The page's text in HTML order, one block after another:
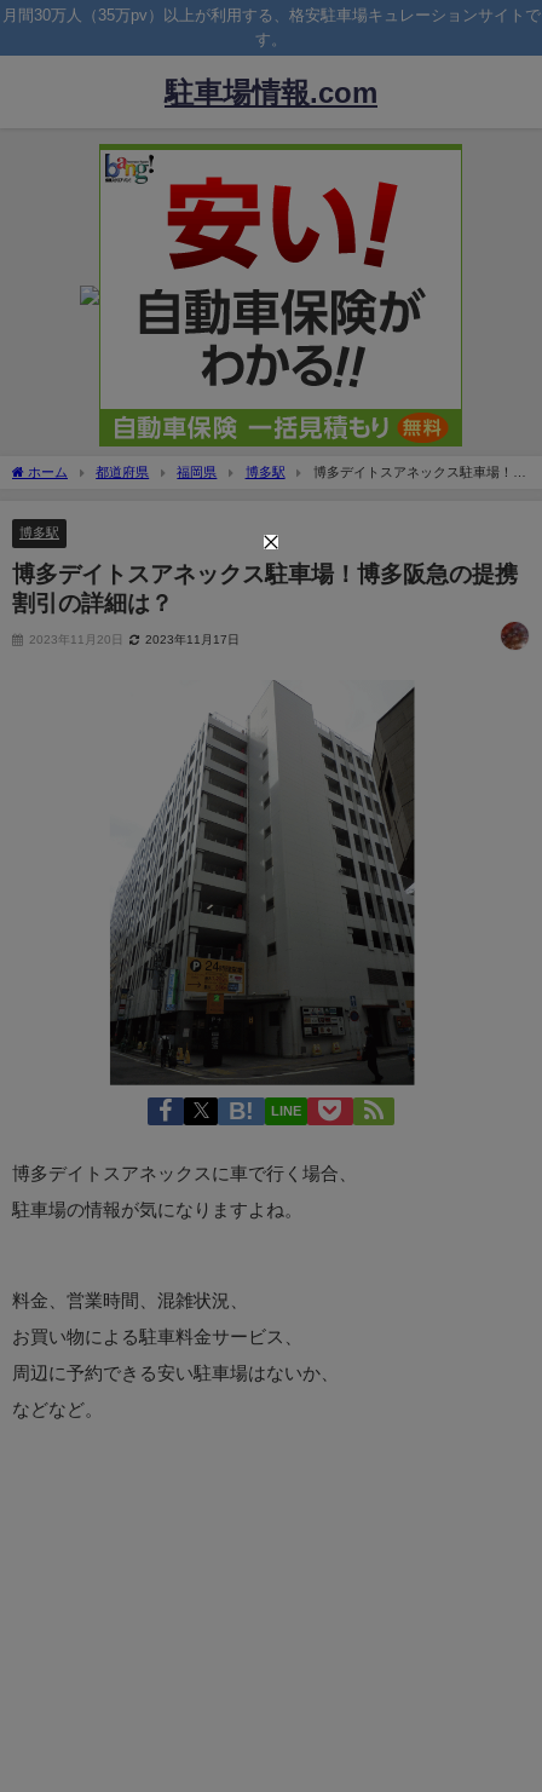
月間30万人（35万pv）以上が利用する、格安駐車場キュレーションサイトで
す。
駐車場情報.com
ホーム 都道府県 福岡県 博多駅
博多デイトスアネックス駐車場！博
博多駅
博多デイトスアネックス駐車場！博多阪急の提携
割引の詳細は？
2023年11月20日 2023年11月17日
LINE
博多デイトスアネックスに車で行く場合、
駐車場の情報が気になりますよね。
料金、営業時間、混雑状況、
お買い物による駐車料金サービス、
周辺に予約できる安い駐車場はないか、
などなど。